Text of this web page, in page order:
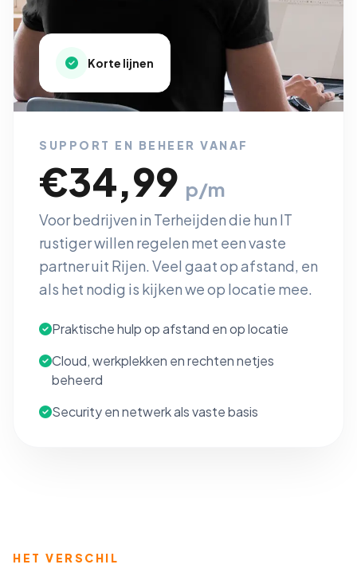
Korte lijnen
SUPPORT EN BEHEER VANAF
€34,99 p/m
Voor bedrijven in Terheijden die hun IT
rustiger willen regelen met een vaste
partner uit Rijen. Veel gaat op afstand, en
als het nodig is kijken we op locatie mee.
Praktische hulp op afstand en op locatie
Cloud, werkplekken en rechten netjes
beheerd
Security en netwerk als vaste basis
HET VERSCHIL